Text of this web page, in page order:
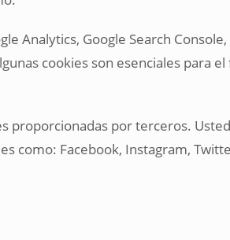
Analytics, Google Search
cookies son esenciales para
proporcionadas por terceros.
como: Facebook, Instagram,